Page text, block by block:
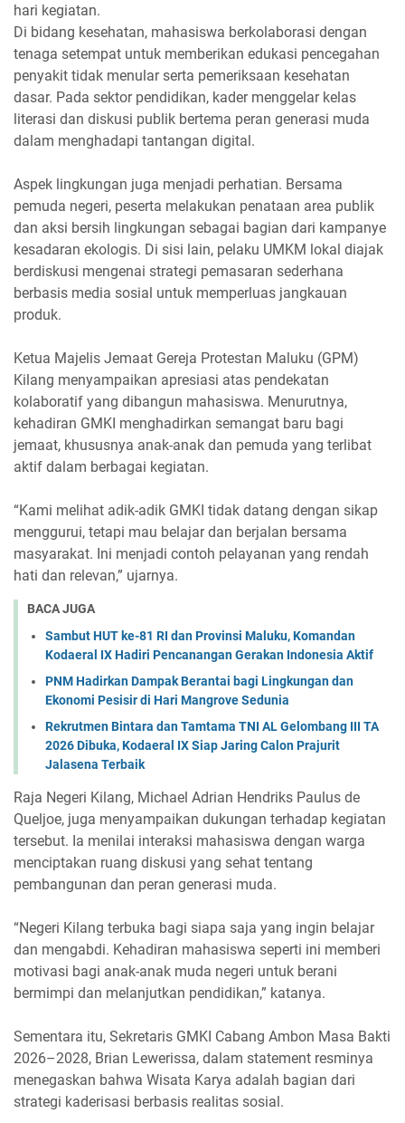
hari kegiatan.
Di bidang kesehatan, mahasiswa berkolaborasi dengan
tenaga setempat untuk memberikan edukasi pencegahan
penyakit tidak menular serta pemeriksaan kesehatan
dasar. Pada sektor pendidikan, kader menggelar kelas
literasi dan diskusi publik bertema peran generasi muda
dalam menghadapi tantangan digital.
Aspek lingkungan juga menjadi perhatian. Bersama
pemuda negeri, peserta melakukan penataan area publik
dan aksi bersih lingkungan sebagai bagian dari kampanye
kesadaran ekologis. Di sisi lain, pelaku UMKM lokal diajak
berdiskusi mengenai strategi pemasaran sederhana
berbasis media sosial untuk memperluas jangkauan
produk.
Ketua Majelis Jemaat Gereja Protestan Maluku (GPM)
Kilang menyampaikan apresiasi atas pendekatan
kolaboratif yang dibangun mahasiswa. Menurutnya,
kehadiran GMKI menghadirkan semangat baru bagi
jemaat, khususnya anak-anak dan pemuda yang terlibat
aktif dalam berbagai kegiatan.
“Kami melihat adik-adik GMKI tidak datang dengan sikap
menggurui, tetapi mau belajar dan berjalan bersama
masyarakat. Ini menjadi contoh pelayanan yang rendah
hati dan relevan,” ujarnya.
BACA JUGA
Sambut HUT ke-81 RI dan Provinsi Maluku, Komandan
Kodaeral IX Hadiri Pencanangan Gerakan Indonesia Aktif
PNM Hadirkan Dampak Berantai bagi Lingkungan dan
Ekonomi Pesisir di Hari Mangrove Sedunia
Rekrutmen Bintara dan Tamtama TNI AL Gelombang III TA
2026 Dibuka, Kodaeral IX Siap Jaring Calon Prajurit
Jalasena Terbaik
Raja Negeri Kilang, Michael Adrian Hendriks Paulus de
Queljoe, juga menyampaikan dukungan terhadap kegiatan
tersebut. Ia menilai interaksi mahasiswa dengan warga
menciptakan ruang diskusi yang sehat tentang
pembangunan dan peran generasi muda.
“Negeri Kilang terbuka bagi siapa saja yang ingin belajar
dan mengabdi. Kehadiran mahasiswa seperti ini memberi
motivasi bagi anak-anak muda negeri untuk berani
bermimpi dan melanjutkan pendidikan,” katanya.
Sementara itu, Sekretaris GMKI Cabang Ambon Masa Bakti
2026–2028, Brian Lewerissa, dalam statement resminya
menegaskan bahwa Wisata Karya adalah bagian dari
strategi kaderisasi berbasis realitas sosial.